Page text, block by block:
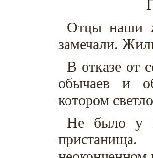
Отцы наши
замечали.
В отказе от
обычаев и
котором
Не было у